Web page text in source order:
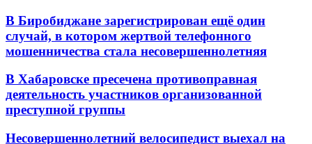
В Биробиджане зарегистрирован ещё один
случай, в котором жертвой телефонного
мошенничества стала несовершеннолетняя
В Хабаровске пресечена противоправная
деятельность участников организованной
преступной группы
Несовершеннолетний велосипедист выехал на